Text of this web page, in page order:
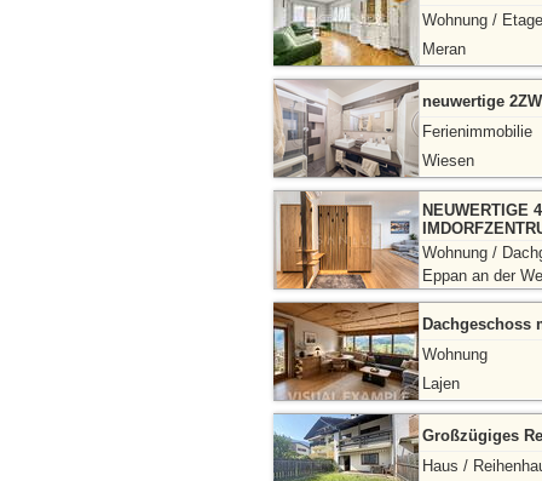
Wohnung / Etage
Meran
neuwertige
Ferienimmobilie
Wiesen
NEUWERTIGE
Wohnung /
Eppan an der
Dachgeschoss
Wohnung
Lajen
Großzügiges
Haus /